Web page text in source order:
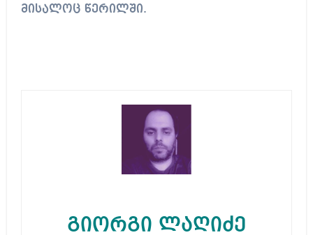
მისალოც წერილში.
გიორგი ლაღიძე